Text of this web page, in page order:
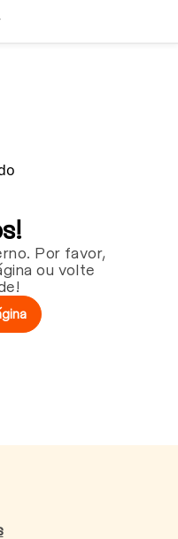
Por favor,
ou volte